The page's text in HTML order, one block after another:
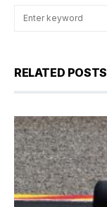
RELATED POSTS